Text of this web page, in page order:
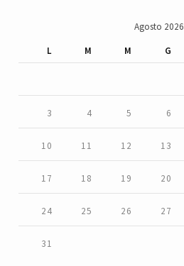
Agosto 2026
L
M M G
3 4 5 6
10 11 12 13
17 18 19 20
24 25 26 27
31